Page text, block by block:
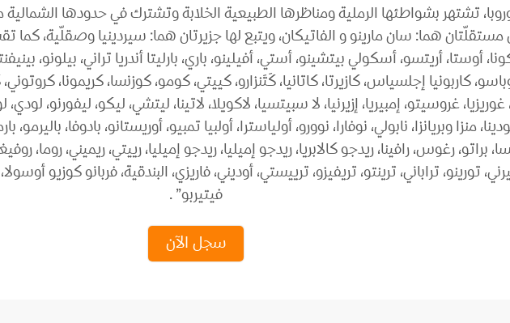
تشتهر بشواطئها الرملية ومناظرها الطبيعية الخلابة وتشترك في حدودها
أوستا، أريتسو، أسكولي بيتشينو، أستي، أفيلينو، باري، بارليتا أندريا تراني، بيلونو،
كاربونيا إجلسياس، كازيرتا، كاتانيا، كَتَنزارو، كييتي، كومو، كوزنسا، كريمونا،
غروسيتو، إمبيريا، إزيرنيا، لا سبيتسيا، لاكويلا، لاتينا، ليتشي، ليكو، ليفورنو،
منزا وبريانزا، نابولي، نوفارا، نوورو، أولياسترا، أولبيا تمبيو، أوريستانو، بادوفا، باليرمو،
براتو، رغوس، رافينا، ريدجو كالابريا، ريدجو إميليا، ريدجو إميليا، رييتي، ريميني،
تورينو، تراباني، ترينتو، تريفيزو، ترييستي، أوديني، فاريزي، البندقية، فربانو كوزيو
فيتيربو” .
سجل الآن